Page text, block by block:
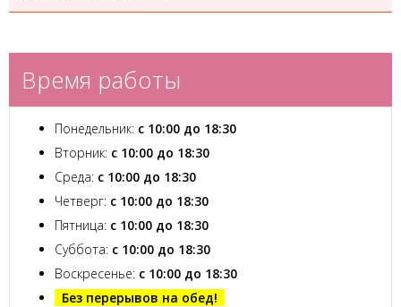
Время работы
Понедельник: с 10:00 до 18:30
Вторник: с 10:00 до 18:30
Среда: с 10:00 до 18:30
Четверг: с 10:00 до 18:30
Пятница: с 10:00 до 18:30
Суббота: с 10:00 до 18:30
Воскресенье: с 10:00 до 18:30
Без перерывов на обед!